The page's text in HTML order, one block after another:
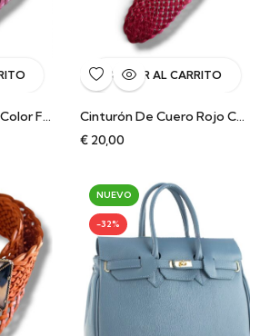
Cinturón De Cuero Color Frambuesa Con Hebilla Rectangular Tallada Duero
AÑADIR AL CARRITO
Cinturón De Cuero Rojo Con Hebilla Rectangular Tallada Duero
€ 20,00
NUEVO
-32%